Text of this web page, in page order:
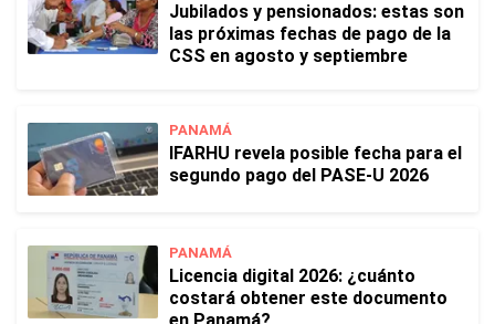
Jubilados y pensionados: estas son
las próximas fechas de pago de la
CSS en agosto y septiembre
PANAMÁ
IFARHU revela posible fecha para el
segundo pago del PASE-U 2026
PANAMÁ
Licencia digital 2026: ¿cuánto
costará obtener este documento